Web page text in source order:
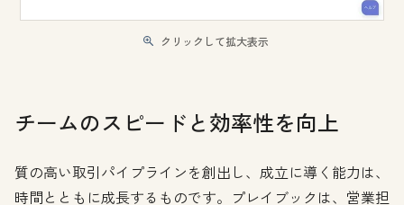
クリックして拡大表示
チームのスピードと効率性を向上
質の高い取引パイプラインを創出し、成立に導く能力は、
時間とともに成長するものです。プレイブックは、営業担